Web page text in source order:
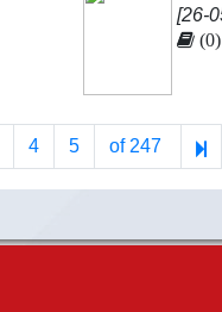
[26-
4 5 of 247